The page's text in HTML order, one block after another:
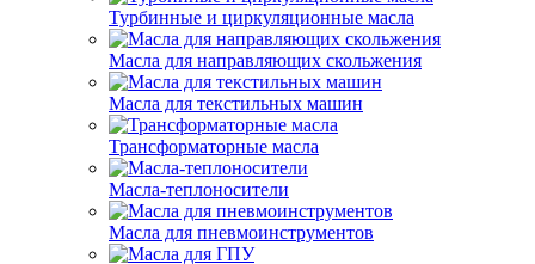
Турбинные и циркуляционные масла
Масла для направляющих скольжения
Масла для текстильных машин
Трансформаторные масла
Масла-теплоносители
Масла для пневмоинструментов